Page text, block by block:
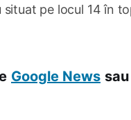
situat pe locul 14 în
Google News sau